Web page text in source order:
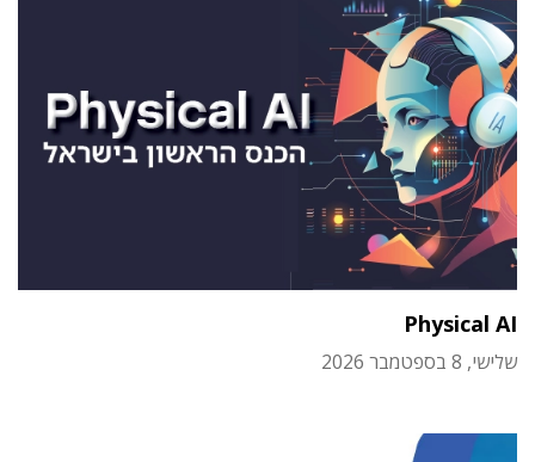
Physical AI
שלישי, 8 בספטמבר 2026